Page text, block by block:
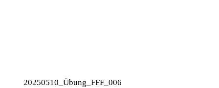
20250510_Übung_FFF_006